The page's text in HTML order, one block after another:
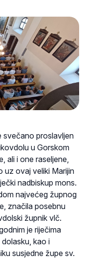
svečano proslavljen
u Gorskom
ali i one raseljene,
uz ovaj veliki Marijin
nadbiskup mons.
najvećeg župnog
značila posebnu
župnik vlč.
je riječima
kao i
susjedne župe sv.